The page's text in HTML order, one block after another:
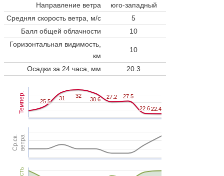
Направление ветра
юго-западный
Средняя скорость ветра, м/с
5
Балл общей облачности
10
Горизонтальная видимость,
км
10
Осадки за 24 часа, мм 20.3
Темпер.
Ср.ск.ветра
25.5
25.5 31
31 32
32
30.6
30.6 27.2
27.2 27.5
27.5
22.6
22.6 22.4
22.4